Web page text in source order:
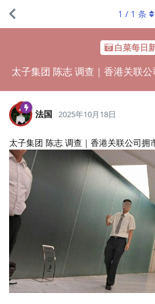
白菜每日
太子集团 陈志 调查｜香港关联
1 / 1 条
法国 2025年10月18日
太子集团 陈志 调查｜香港关联公司拥